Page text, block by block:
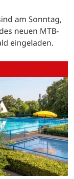
am Sonntag,
neuen MTB-
eingeladen.